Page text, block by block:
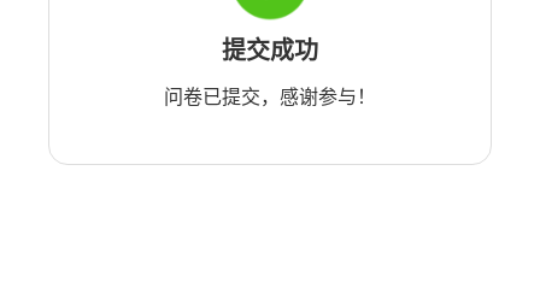
提交成功
问卷已提交，感谢参与！